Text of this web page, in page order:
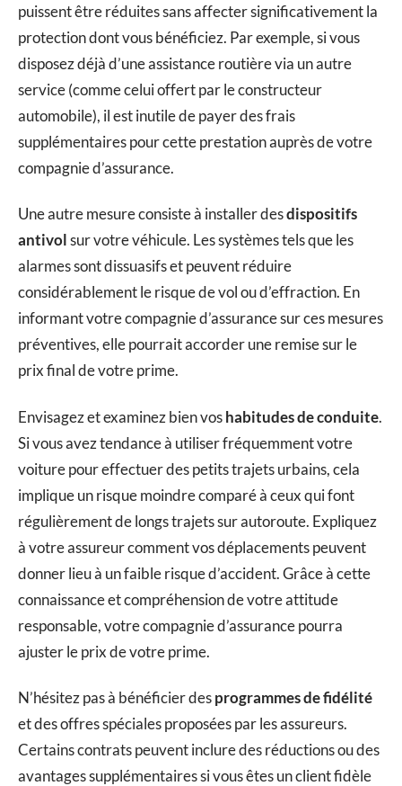
puissent être réduites sans affecter significativement la
protection dont vous bénéficiez. Par exemple, si vous
disposez déjà d’une assistance routière via un autre
service (comme celui offert par le constructeur
automobile), il est inutile de payer des frais
supplémentaires pour cette prestation auprès de votre
compagnie d’assurance.
Une autre mesure consiste à installer desdispositifs
antivolsur votre véhicule. Les systèmes tels que les
alarmes sont dissuasifs et peuvent réduire
considérablement le risque de vol ou d’effraction. En
informant votre compagnie d’assurance sur ces mesures
préventives, elle pourrait accorder une remise sur le
prix final de votre prime.
Envisagez et examinez bien voshabitudes de conduite.
Si vous avez tendance à utiliser fréquemment votre
voiture pour effectuer des petits trajets urbains, cela
implique un risque moindre comparé à ceux qui font
régulièrement de longs trajets sur autoroute. Expliquez
à votre assureur comment vos déplacements peuvent
donner lieu à un faible risque d’accident. Grâce à cette
connaissance et compréhension de votre attitude
responsable, votre compagnie d’assurance pourra
ajuster le prix de votre prime.
N’hésitez pas à bénéficier desprogrammes de fidélité
et des offres spéciales proposées par les assureurs.
Certains contrats peuvent inclure des réductions ou des
avantages supplémentaires si vous êtes un client fidèle